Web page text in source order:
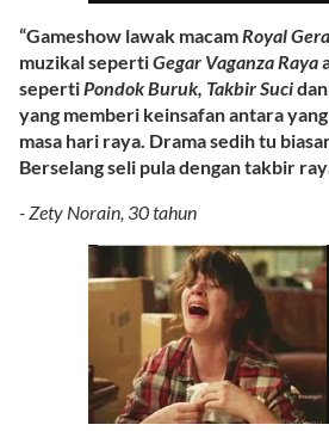
“Gameshow lawak macamRoyal
muzikal sepertiGegar Vaganza Raya
sepertiPondok Buruk, Takbir Sucidan
yang memberi keinsafan antara
masa hari raya. Drama sedih tu
Berselang seli pula dengan takbir
- Zety Norain, 30 tahun